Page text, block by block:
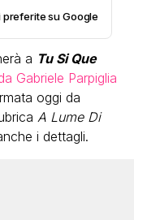
su Google
a Tu Si Que
Gabriele Parpiglia
oggi da
A Lume Di
i dettagli.